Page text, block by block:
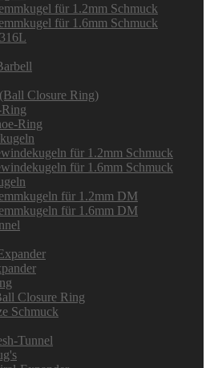
für 1.2mm Schmuck
für 1.6mm Schmuck
Closure Ring)
Ring
Ring
für 1.2mm Schmuck
für 1.6mm Schmuck
für 1.2mm DM
für 1.6mm DM
Closure Ring
Schmuck
Tunnel